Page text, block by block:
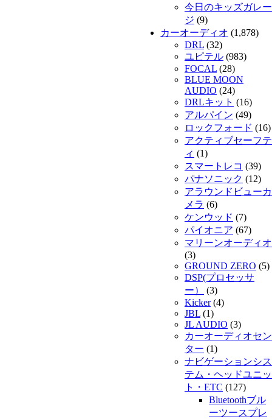
今日のキッズガレー
ジ (9)
カーオーディオ (1,878)
DRL (32)
ユピテル (983)
FOCAL (28)
BLUE MOON
AUDIO (24)
DRLキット (16)
アルパイン (49)
ロックフォード (16)
アクティブセーフテ
ィ (1)
スマートレコ (39)
パナソニック (12)
アラウンドビューカ
メラ (6)
ケンウッド (7)
パイオニア (67)
マリーンオーディオ
(3)
GROUND ZERO (5)
DSP(プロセッサ
ー）
(3)
Kicker(4)
JBL (1)
JL AUDIO (3)
カーオーディオセン
ター (1)
ナビゲーションシス
テム・ヘッドユニッ
ト・ETC (127)
Bluetoothブル
ーツースプレ